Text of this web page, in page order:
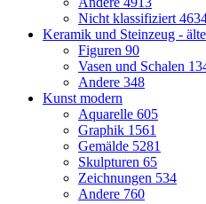
Nicht klassifiziert
Keramik und Steinzeug -
Figuren 90
Vasen und Schalen
Andere 348
Kunst modern
Aquarelle 605
Graphik 1561
Gemälde 5281
Skulpturen 65
Zeichnungen 534
Andere 760